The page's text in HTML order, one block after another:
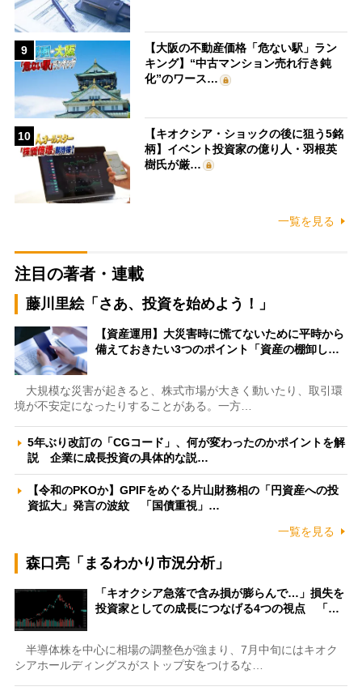
9
【大阪の不動産価格「危ない駅」ラン
キング】“中古マンション売れ行き鈍
化”のワース…
10
【キオクシア・ショックの後に狙う5銘
柄】イベント投資家の億り人・羽根英
樹氏が厳…
一覧を見る
注目の著者・連載
藤川里絵「さあ、投資を始めよう！」
【資産運用】大災害時に慌てないために平時から
備えておきたい3つのポイント「資産の棚卸し…
大規模な災害が起きると、株式市場が大きく動いたり、取引環
境が不安定になったりすることがある。一方…
5年ぶり改訂の「CGコード」、何が変わったのかポイントを解
説 企業に成長投資の具体的な説…
【令和のPKOか】GPIFをめぐる片山財務相の「円資産への投
資拡大」発言の波紋 「国債重視」…
一覧を見る
森口亮「まるわかり市況分析」
「キオクシア急落で含み損が膨らんで…」損失を
投資家としての成長につなげる4つの視点 「…
半導体株を中心に相場の調整色が強まり、7月中旬にはキオク
シアホールディングスがストップ安をつけるな…